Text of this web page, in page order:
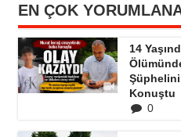
EN ÇOK
14
Konuştu
0